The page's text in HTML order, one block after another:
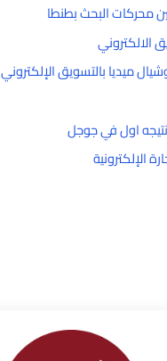
محركات البحث بطنطا
الالكتروني
ميديا بالتسويق الإلكتروني
اول في جوجل
الإلكترونية